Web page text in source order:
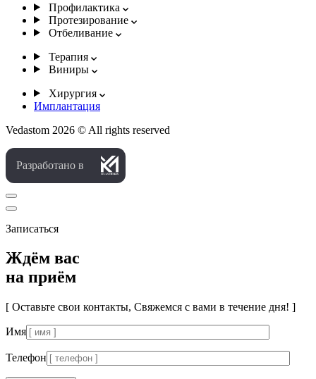
Профилактика
Протезирование
Отбеливание
Терапия
Виниры
Хирургия
Имплантация
Vedastom 2026 © All rights reserved
Разработано в
Записаться
Ждём вас
на приём
[ Оставьте свои контакты, Свяжемся с вами в течение дня! ]
Имя
Телефон